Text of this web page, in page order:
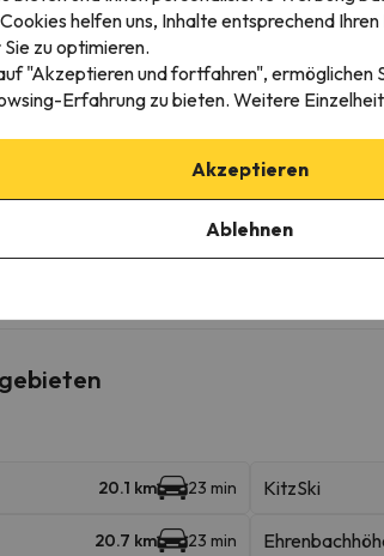
Möglichkeit bietet, den Parkplatz im Voraus
einzusehen, senden Sie uns
20.1 km 23 min KitzSki
20.7 km 23 min
helfen uns, Inhalte entsprechend
zu optimieren.
"Akzeptieren und fortfahren", ermöglichen
Erfahrung zu bieten. Weitere
Akzeptieren
Ablehnen